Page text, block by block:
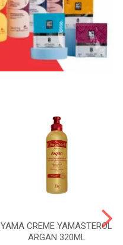
YAMA CREME YAMASTEROL
ARGAN 320ML